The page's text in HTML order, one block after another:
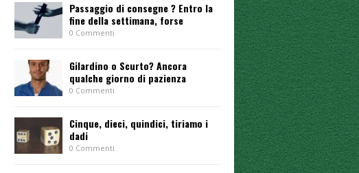
Passaggio di consegne ? Entro la
fine della settimana, forse
0 Commenti
Gilardino o Scurto? Ancora
qualche giorno di pazienza
0 Commenti
Cinque, dieci, quindici, tiriamo i
dadi
0 Commenti